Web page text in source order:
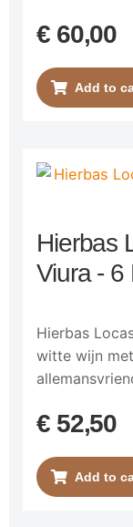
€60,00
Add to
Hierbas
Viura - 6
Hierbas
witte wijn
€52,50
Add to